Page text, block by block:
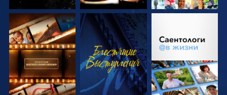
СМОТРЕТЬ
ПЕРЕДАЧИ
СМОТРЕТЬ
СМОТРЕТЬ